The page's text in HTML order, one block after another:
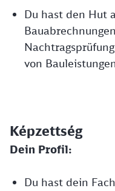
Du hast den Hut
von
Képzettség
Dein Profil:
Du hast dein